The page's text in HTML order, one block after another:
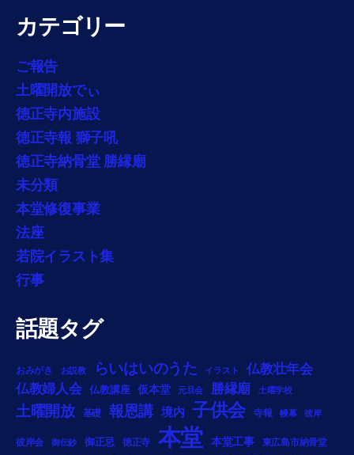
カテゴリー
ご報告
土曜開放でぃ
徳正寺内施設
徳正寺報 獅子吼
徳正寺納骨堂 勝縁廟
未分類
本堂修復事業
法座
若院イラスト集
行事
話題タグ
おみがき お説教 らいはいのうた イラスト
仏教壮年会
仏教婦人会
仏教講座 仮本堂 元旦会 勝縁廟 土曜学校
土曜開放 基礎 報恩講 境内 子供会 寺報 幔幕 彼岸
彼岸会 御伝鈔 御正忌 徳正寺 本堂 本堂工事 東広島市納骨堂